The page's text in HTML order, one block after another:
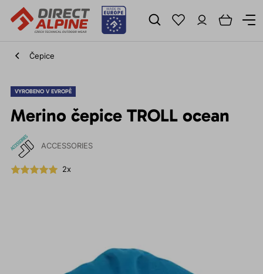
Čepice
VYROBENO V EVROPĚ
Merino čepice TROLL ocean
ACCESSORIES
2x